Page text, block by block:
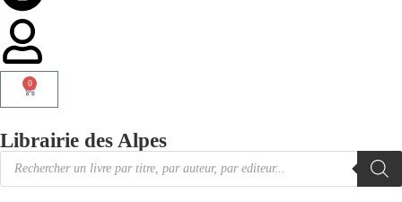
0
Librairie des Alpes